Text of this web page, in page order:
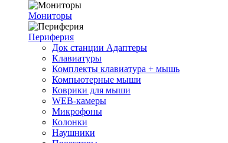
Мониторы
Периферия
Док станции Адаптеры
Клавиатуры
Комплекты клавиатура + мышь
Компьютерные мыши
Коврики для мыши
WEB-камеры
Микрофоны
Колонки
Наушники